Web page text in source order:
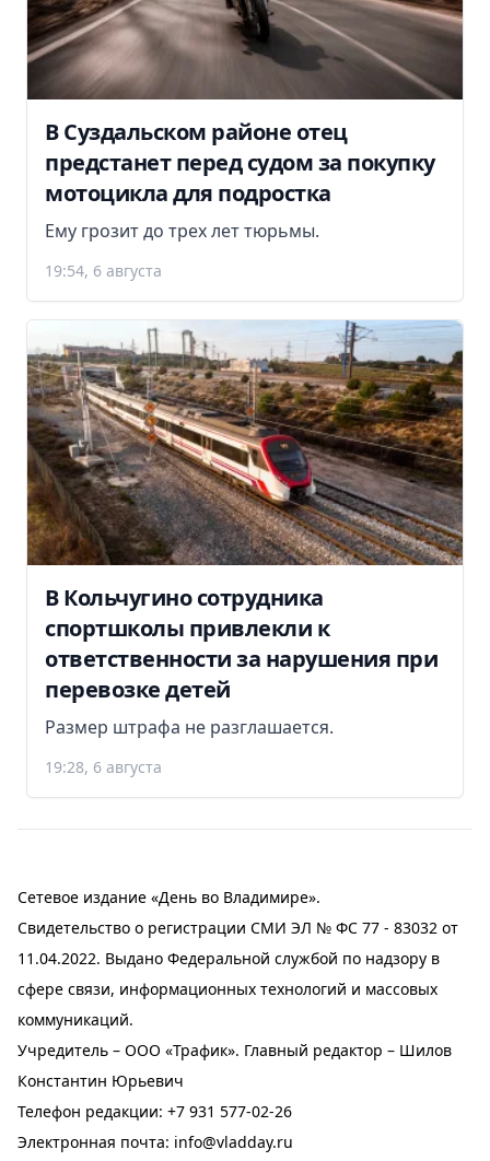
В Суздальском районе отец
предстанет перед судом за покупку
мотоцикла для подростка
Ему грозит до трех лет тюрьмы.
19:54, 6 августа
В Кольчугино сотрудника
спортшколы привлекли к
ответственности за нарушения при
перевозке детей
Размер штрафа не разглашается.
19:28, 6 августа
Сетевое издание «День во Владимире».
Свидетельство о регистрации СМИ ЭЛ № ФС 77 - 83032 от
11.04.2022. Выдано Федеральной службой по надзору в
сфере связи, информационных технологий и массовых
коммуникаций.
Учредитель – ООО «Трафик». Главный редактор – Шилов
Константин Юрьевич
Телефон редакции: +7 931 577-02-26
Электронная почта: info@vladday.ru